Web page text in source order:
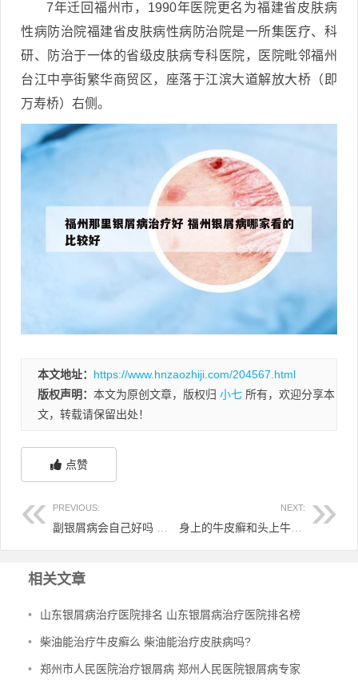
7年迁回福州市，1990年医院更名为福建省皮肤病
性病防治院福建省皮肤病性病防治院是一所集医疗、科
研、防治于一体的省级皮肤病专科医院，医院毗邻福州
台江中亭街繁华商贸区，座落于江滨大道解放大桥（即
万寿桥）右侧。
本文地址： https://www.hnzaozhiji.com/204567.html
版权声明： 本文为原创文章，版权归 小七 所有，欢迎分享本
文，转载请保留出处！
点赞
PREVIOUS: NEXT:
身上的牛皮癣和头上牛皮癣一样么 牛皮癣和头癣的区别
相关文章
• 山东银屑病治疗医院排名 山东银屑病治疗医院排名榜
• 柴油能治疗牛皮癣么 柴油能治疗皮肤病吗?
• 郑州市人民医院治疗银屑病 郑州人民医院银屑病专家